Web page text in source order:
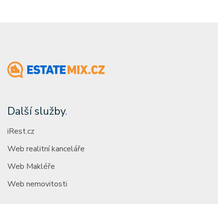
Další služby.
iRest.cz
Web realitní kanceláře
Web Makléře
Web nemovitosti